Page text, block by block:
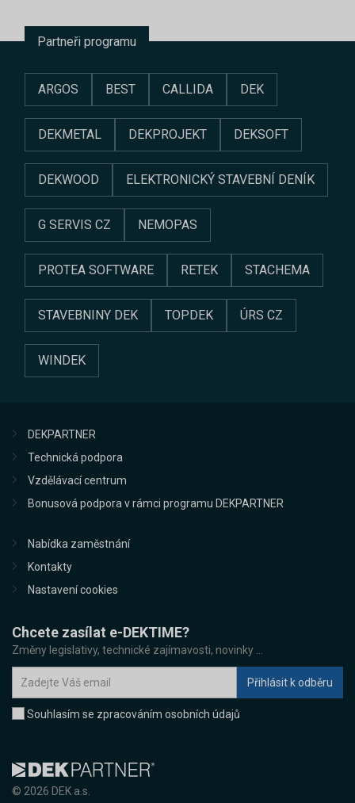
Partneři programu
ARGOS BEST CALLIDA DEK
DEKMETAL DEKPROJEKT DEKSOFT
DEKWOOD ELEKTRONICKÝ STAVEBNÍ DENÍK
G SERVIS CZ NEMOPAS
PROTEA SOFTWARE RETEK STACHEMA
STAVEBNINY DEK TOPDEK ÚRS CZ
WINDEK
© 2026 DEK a.s.
DEKPARTNER
Technická podpora
Vzdělávací centrum
Bonusová podpora v rámci programu DEKPARTNER
Nabídka zaměstnání
Kontakty
Nastavení cookies
Chcete zasílat e-DEKTIME?
Změny legislativy, technické zajímavosti, novinky ...
Souhlasím se zpracováním osobních údajů